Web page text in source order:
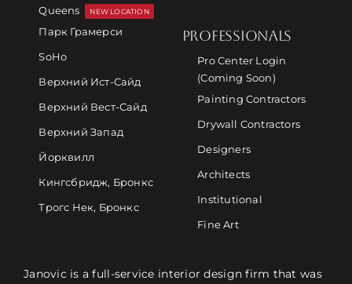
Queens
NEW LOCATION
Парк Грамерси
SoHo
Верхний Ист-Сайд
Верхний Вест-Сайд
Верхний Запад
Йорквилл
Кингсбридж, Бронкс
Трогс Нек, Бронкс
PROFESSIONALS
Pro Center Login
(Coming Soon)
Painting Contractors
Drywall Contractors
Designers
Architects
Institutional
Fine Art
Janovic is a full-service interior design firm that was